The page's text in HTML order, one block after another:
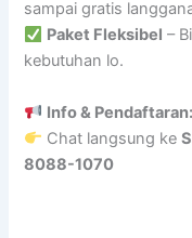
sampai gratis
Paket Fleksibel –
kebutuhan lo.
Info & Pendaftaran:
Chat langsung ke
8088-1070